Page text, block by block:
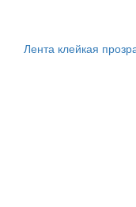
Лента клейкая